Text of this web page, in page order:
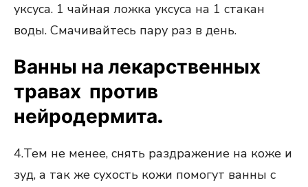
уксуса. 1 чайная ложка уксуса на 1 стакан
воды. Смачивайтесь пару раз в день.
Ванны на лекарственных
травах против
нейродермита.
4.Тем не менее, снять раздражение на коже и
зуд, а так же сухость кожи помогут ванны с